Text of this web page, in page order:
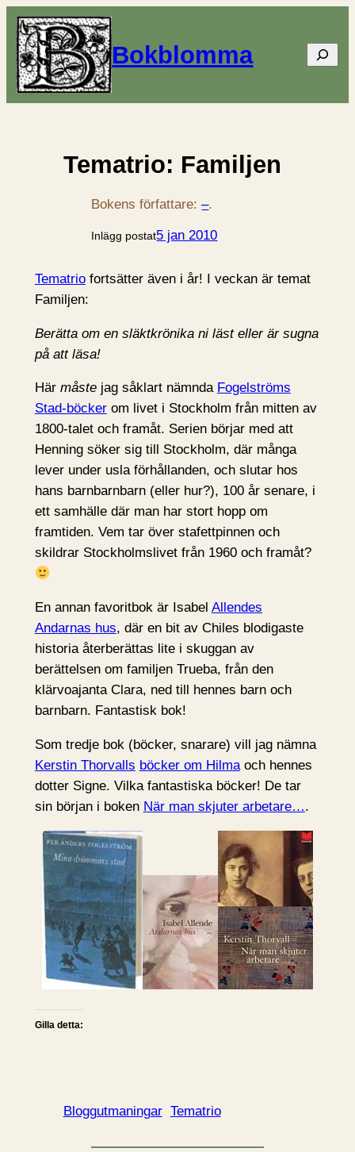
Bokblomma Sök
Tematrio: Familjen
Bokens författare:–.
Inlägg postat5 jan 2010
Tematriofortsätter även i år! I veckan är temat
Familjen:
Berätta om en släktkrönika ni läst eller är sugna
på att läsa!
Här måstejag såklart nämnda Fogelströms
Stad-böckerom livet i Stockholm från mitten av
1800-talet och framåt. Serien börjar med att
Henning söker sig till Stockholm, där många
lever under usla förhållanden, och slutar hos
hans barnbarnbarn (eller hur?), 100 år senare, i
ett samhälle där man har stort hopp om
framtiden. Vem tar över stafettpinnen och
skildrar Stockholmslivet från 1960 och framåt?
En annan favoritbok är Isabel Allendes
Andarnas hus, där en bit av Chiles blodigaste
historia återberättas lite i skuggan av
berättelsen om familjen Trueba, från den
klärvoajanta Clara, ned till hennes barn och
barnbarn. Fantastisk bok!
Som tredje bok (böcker, snarare) vill jag nämna
Kerstin Thorvalls böcker om Hilmaoch hennes
dotter Signe. Vilka fantastiska böcker! De tar
sin början i boken När man skjuter arbetare….
Gilla detta:
Bloggutmaningar Tematrio